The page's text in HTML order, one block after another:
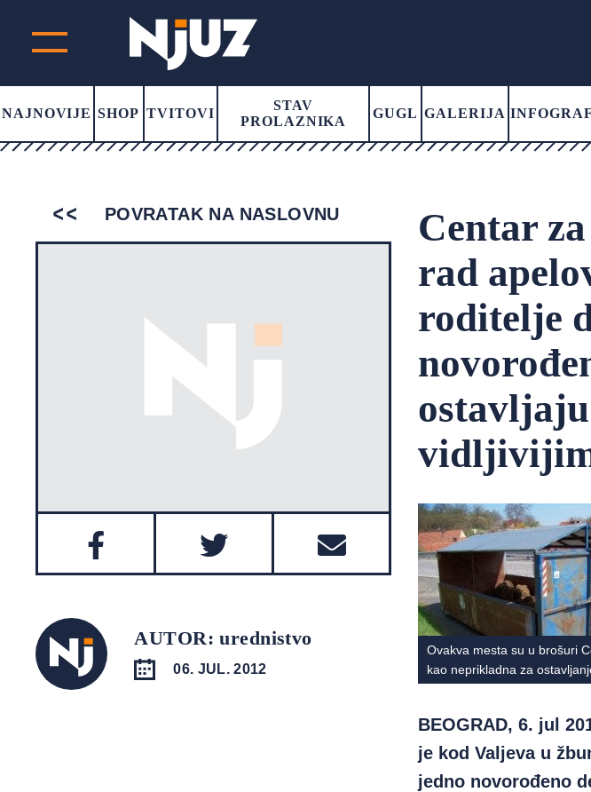
NAJNOVIJE SHOP TVITOVI
STAV
PROLAZNIKA
GUGL GALERIJA
POVRATAK NA NASLOVNU
AUTOR: urednistvo
06. JUL. 2012
Centar
rad
roditelje
Ovakva mesta su u brošuri
kao neprikladna za
BEOGRAD, 6. jul
je kod Valjeva u
jedno novorođeno